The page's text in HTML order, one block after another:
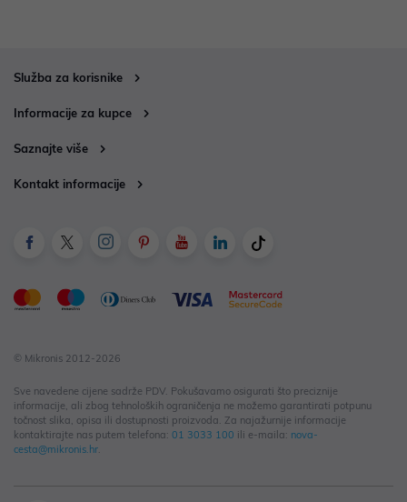
Služba za korisnike
Informacije za kupce
Saznajte više
Kontakt informacije
© Mikronis 2012-2026
Sve navedene cijene sadrže PDV. Pokušavamo osigurati što preciznije
informacije, ali zbog tehnoloških ograničenja ne možemo garantirati potpunu
točnost slika, opisa ili dostupnosti proizvoda. Za najažurnije informacije
kontaktirajte nas putem telefona: 01 3033 100 ili e-maila: nova-
cesta@mikronis.hr.